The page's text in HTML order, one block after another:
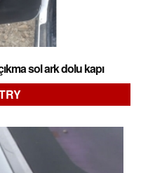
sol ark dolu kapı